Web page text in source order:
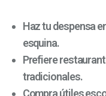
Haz tu despensa
esquina.
Prefiere
tradicionales.
Compra útiles